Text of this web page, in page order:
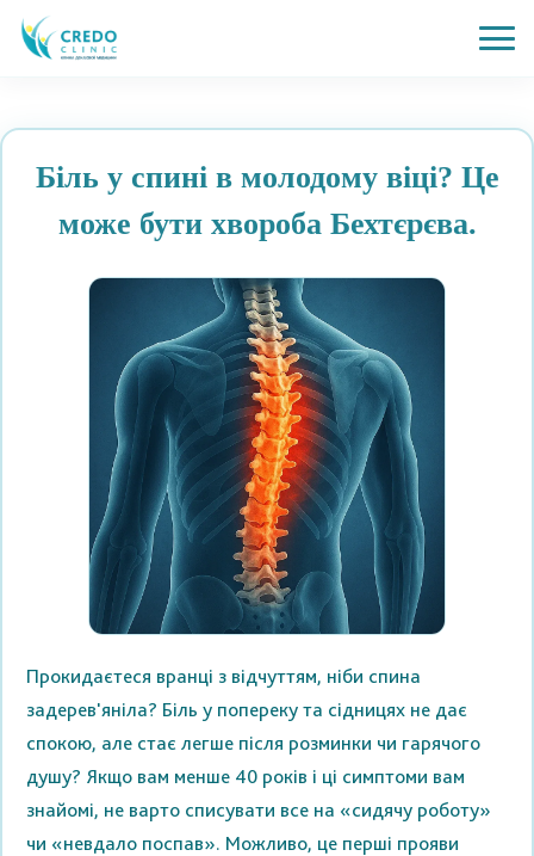
Біль у спині в молодому віці? Це
може бути хвороба Бехтєрєва.
Прокидаєтеся вранці з відчуттям, ніби спина
задерев'яніла? Біль у попереку та сідницях не дає
спокою, але стає легше після розминки чи гарячого
душу? Якщо вам менше 40 років і ці симптоми вам
знайомі, не варто списувати все на «сидячу роботу»
чи «невдало поспав». Можливо, це перші прояви